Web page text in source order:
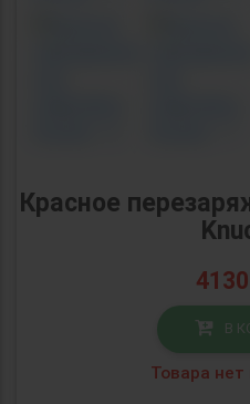
Красное
4130
В
Товара нет